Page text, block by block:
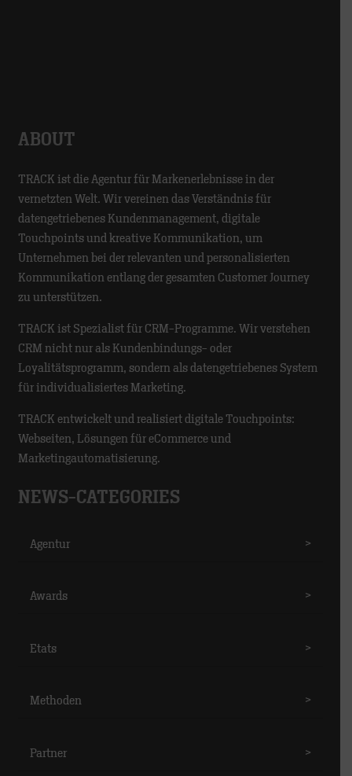
ABOUT
TRACK ist die Agentur für Markenerlebnisse in der
vernetzten Welt. Wir vereinen das Verständnis für
datengetriebenes Kundenmanagement, digitale
Touchpoints und kreative Kommunikation, um
Unternehmen bei der relevanten und personalisierten
Kommunikation entlang der gesamten Customer Journey
zu unterstützen.
TRACK ist Spezialist für CRM-Programme. Wir verstehen
CRM nicht nur als Kundenbindungs- oder
Loyalitätsprogramm, sondern als datengetriebenes System
für individualisiertes Marketing.
TRACK entwickelt und realisiert digitale Touchpoints:
Webseiten, Lösungen für eCommerce und
Marketingautomatisierung.
NEWS-CATEGORIES
Agentur >
Awards >
Etats >
Methoden >
Partner >